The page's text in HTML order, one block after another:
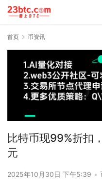
首页 币资讯
比特币现99%折扣
元
2025年10月30日 下午5:39 •